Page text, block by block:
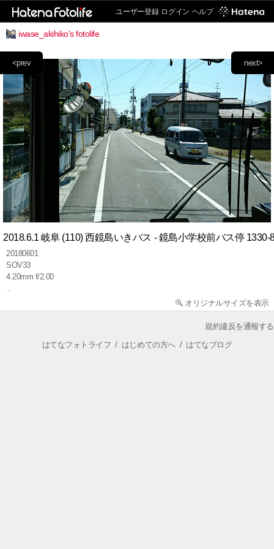
ユーザー登録 ログイン ヘルプ
iwase_akihiko's fotolife
next>
<prev
2018.6.1 岐阜 (110) 西鏡島いきバス - 鏡島小学校前バス停 1330-
20180601
SOV33
4.20mm f/2.00
オリジナルサイズを表示
規約違反を通報する
はてなフォトライフ / はじめての方へ/ はてなブログ